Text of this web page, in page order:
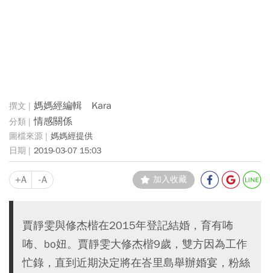
媽媽經編輯 Kara
情感關係
媽媽經提供
2019-03-07 15:03
+A -A 加入收藏
賈靜雯與修杰楷在2015年登記結婚，育有咘
咘、bo妞。賈靜雯大修杰楷9歲，雙方因為工作
忙錄，直到近期決定將在峇里島舉辦婚宴，粉絲